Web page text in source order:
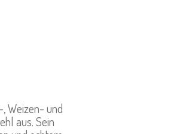
Weizen- und
aus. Sein